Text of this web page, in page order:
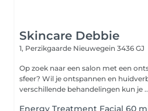
Skincare Debbie
1, Perzikgaarde Nieuwegein 3436 GJ
Op zoek naar een salon met een
sfeer? Wil je ontspannen en huidverbetering in één? Voor
verschillende behandelingen kun je
Energy Treatment Facial 60